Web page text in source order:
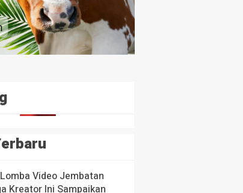
Video Jembatan
Kreator Ini Sampaikan